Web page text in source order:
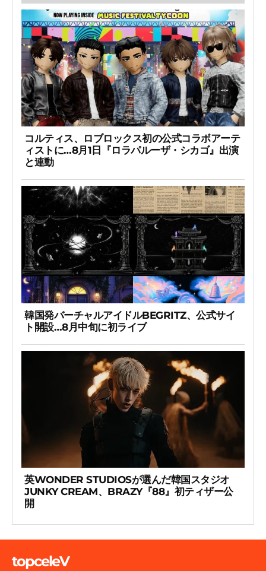
コルティス、ロブロックス初の公式コラボアーテ
ィストに…8月1日『ロラパルーザ・シカゴ』出演
と連動
韓国発バーチャルアイドルBEGRITZ、公式サイ
ト開設…8月中旬に初ライブ
英WONDER STUDIOSが選んだ韓国スタジオ
JUNKY CREAM、BRAZY『88』初ティザー公
開
topceleV